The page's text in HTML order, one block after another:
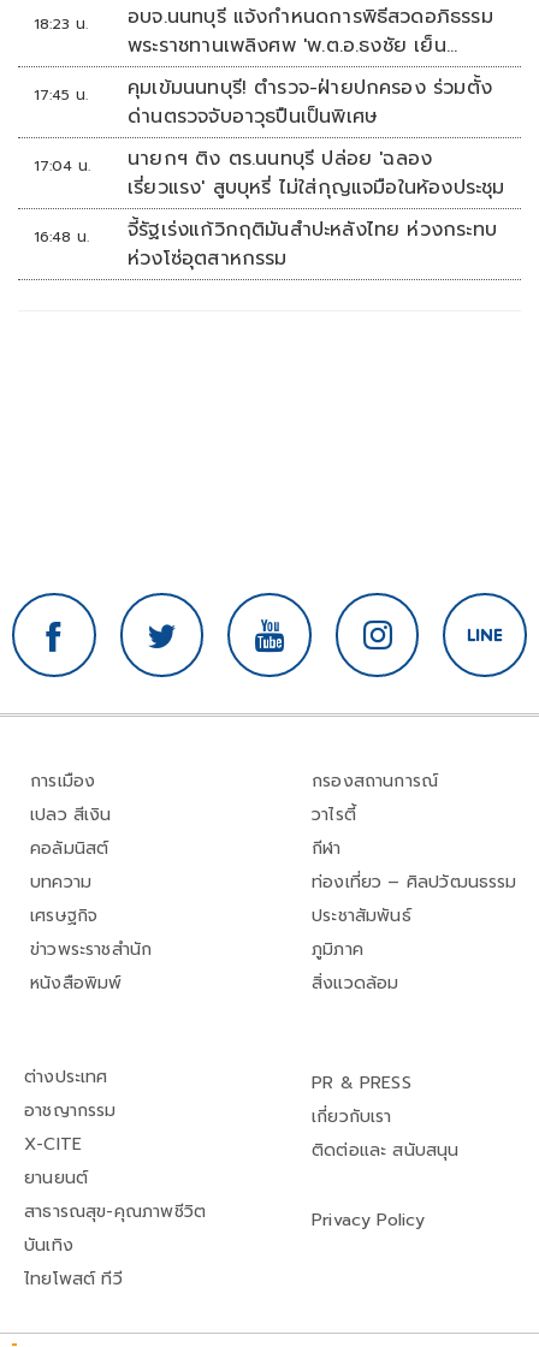
18:23 น.
อบจ.นนทบุรี แจ้งกำหนดการพิธีสวดอภิธรรม
พระราชทานเพลิงศพ 'พ.ต.อ.ธงชัย เย็น
ประเสริฐ'
17:45 น.
คุมเข้มนนทบุรี! ตำรวจ-ฝ่ายปกครอง ร่วมตั้ง
ด่านตรวจจับอาวุธปืนเป็นพิเศษ
17:04 น.
นายกฯ ติง ตร.นนทบุรี ปล่อย 'ฉลอง
เรี่ยวแรง' สูบบุหรี่ ไม่ใส่กุญแจมือในห้องประชุม
16:48 น.
จี้รัฐเร่งแก้วิกฤติมันสำปะหลังไทย ห่วงกระทบ
ห่วงโซ่อุตสาหกรรม
การเมือง
เปลว สีเงิน
คอลัมนิสต์
บทความ
เศรษฐกิจ
ข่าวพระราชสำนัก
หนังสือพิมพ์
กรองสถานการณ์
วาไรตี้
กีฬา
ท่องเที่ยว – ศิลปวัฒนธรรม
ประชาสัมพันธ์
ภูมิภาค
สิ่งแวดล้อม
ต่างประเทศ
อาชญากรรม
X-CITE
ยานยนต์
สาธารณสุข-คุณภาพชีวิต
บันเทิง
ไทยโพสต์ ทีวี
PR & PRESS
เกี่ยวกับเรา
ติดต่อและ สนับสนุน
Privacy Policy